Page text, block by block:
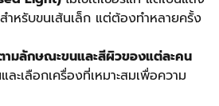
สำหรับขนเส้นเล็ก แต่ต้องทำหลายครั้ง
ามลักษณะขนและสีผิวของแต่ละคน
ละเลือกเครื่องที่เหมาะสมเพื่อความ